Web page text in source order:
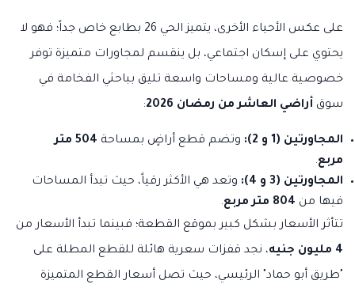
على عكس الأحياء الأخرى، يتميز الحي 26 بطابع خاص جداً؛ فهو لا
يحتوي على إسكان اجتماعي، بل ينقسم لمجاورات متميزة توفر
خصوصية عالية ومساحات واسعة تليق بباحثي الفخامة في
سوق أراضي العاشر من رمضان 2026 :
المجاورتين (1 و 2): وتضم قطع أراضٍ بمساحة
504 متر
مربع.
المجاورتين (3 و 4):
وتعد هي الأكثر رقياً، حيث تبدأ المساحات
فيها من 804 متر مربع
.
تتأثر الأسعار بشكل كبير بموقع القطعة؛ فبينما تبدأ الأسعار من
4 مليون جنيه
، نجد قفزات سعرية هائلة للقطع المطلة على
"طريق أبو حماد" الرئيسي، حيث تصل أسعار القطع المتميزة